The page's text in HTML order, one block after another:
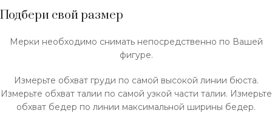
Подбери свой размер
Мерки необходимо снимать непосредственно по Вашей
фигуре.
Измерьте обхват груди по самой высокой линии бюста.
Измерьте обхват талии по самой узкой части талии. Измерьте
обхват бедер по линии максимальной ширины бедер.